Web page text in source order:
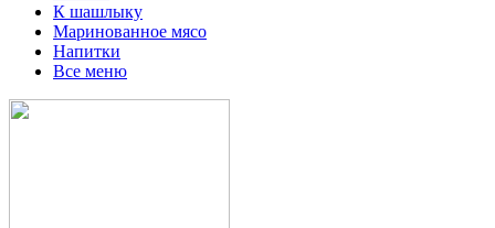
К шашлыку
Маринованное мясо
Напитки
Все меню